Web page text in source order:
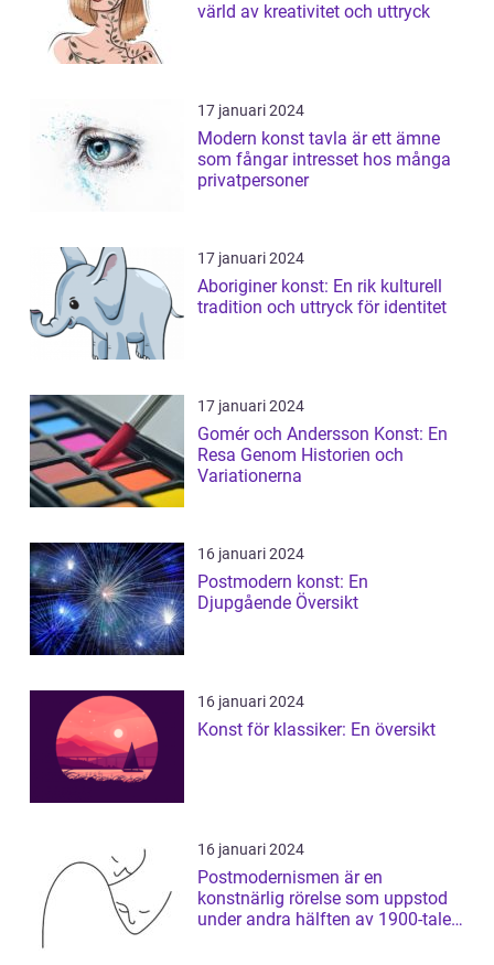
värld av kreativitet och uttryck
17 januari 2024
Modern konst tavla är ett ämne
som fångar intresset hos många
privatpersoner
17 januari 2024
Aboriginer konst: En rik kulturell
tradition och uttryck för identitet
17 januari 2024
Gomér och Andersson Konst: En
Resa Genom Historien och
Variationerna
16 januari 2024
Postmodern konst: En
Djupgående Översikt
16 januari 2024
Konst för klassiker: En översikt
16 januari 2024
Postmodernismen är en
konstnärlig rörelse som uppstod
under andra hälften av 1900-talet